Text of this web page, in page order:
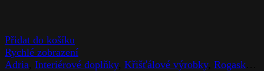
Přidat do košíku
Rychlé zobrazení
Adria Interiérové doplňky, Křišťálové výrobky, Rogaska